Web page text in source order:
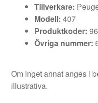
Tillverkare:
Modell: 407
Produktkoder:
Övriga nummer:
Om inget annat anges i
illustrativa.